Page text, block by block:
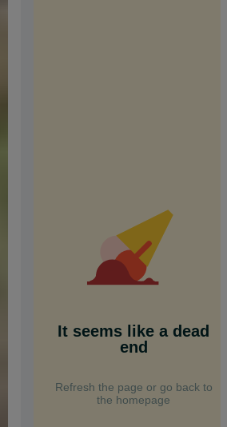
It seems like a dead
end
Refresh the page or go back to
the homepage